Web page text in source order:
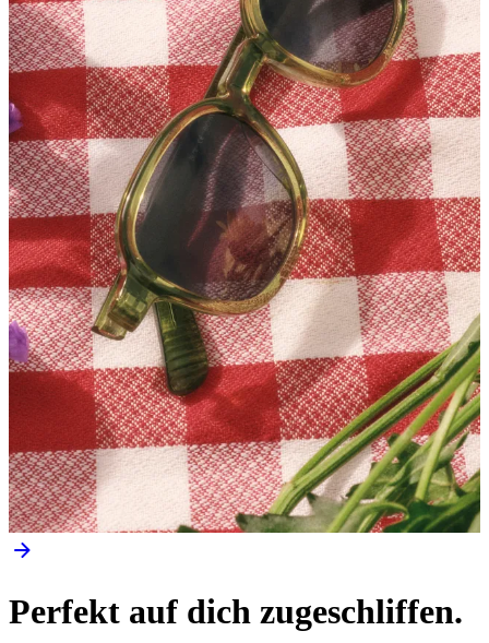
Perfekt auf dich zugeschliffen.